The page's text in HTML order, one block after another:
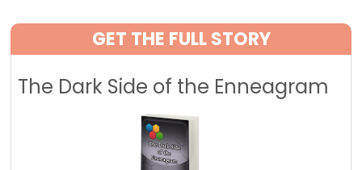
GET THE FULL STORY
The Dark Side of the Enneagram